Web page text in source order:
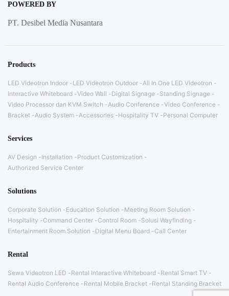
POWERED BY
PT. Desibel Media Nusantara
Products
LED Videotron Indoor LED Videotron Outdoor All In One LED Videotron
Interactive Whiteboard Video Wall Digital Signage
Standing Signage
Video Processor dan KVM Switch
Audio Conference Video Conference
Bracket Audio System Accessories Hospitality TV Personal Computer
Services
AV Design Installation
Product Customization
Authorized Service Center
Solutions
Corporate Solution Education Solution
Meeting Room Solution
Hospitality
Command Center Control Room
Solusi Wayfinding
Entertainment Room Solution
Digital Menu Board Call Center
Rental
Sewa Videotron LED Rental Interactive Whiteboard
Rental Smart TV
Rental Audio Conference
Rental Mobile Bracket Rental Standing Bracket